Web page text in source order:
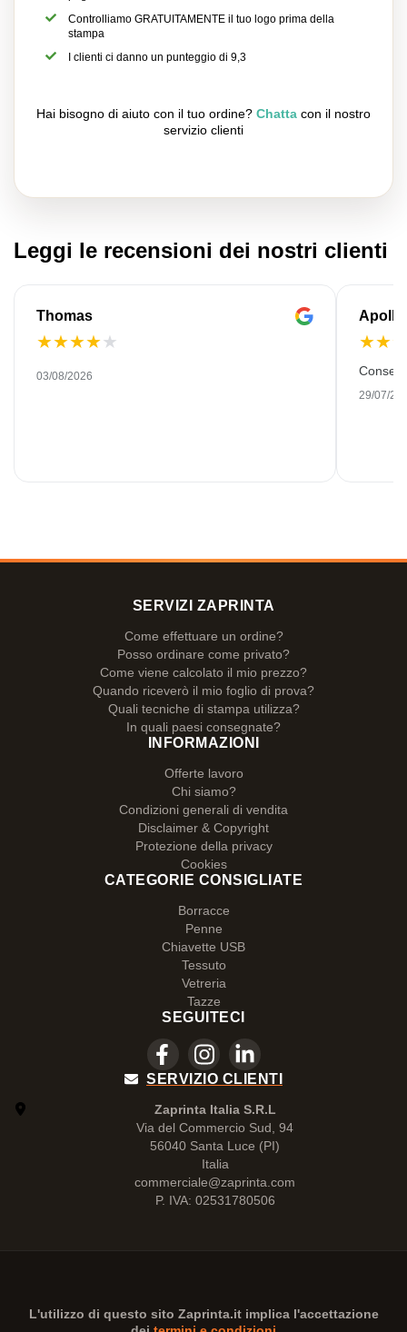
Controlliamo GRATUITAMENTE il tuo logo prima della
stampa
I clienti ci danno un punteggio di 9,3
Hai bisogno di aiuto con il tuo ordine? Chatta con il nostro
servizio clienti
Leggi le recensioni dei nostri clienti
Thomas
★★★★★
03/08/2026
★★
29/07/
SERVIZI ZAPRINTA
Come effettuare un ordine?
Posso ordinare come privato?
Come viene calcolato il mio prezzo?
Quando riceverò il mio foglio di prova?
Quali tecniche di stampa utilizza?
In quali paesi consegnate?
INFORMAZIONI
Offerte lavoro
Chi siamo?
Condizioni generali di vendita
Disclaimer & Copyright
Protezione della privacy
Cookies
CATEGORIE CONSIGLIATE
Borracce
Penne
Chiavette USB
Tessuto
Vetreria
Tazze
SEGUITECI
SERVIZIO CLIENTI
Zaprinta Italia S.R.L
Via del Commercio Sud, 94
56040 Santa Luce (PI)
Italia
commerciale@zaprinta.com
P. IVA: 02531780506
L'utilizzo di questo sito Zaprinta.itimplica l'accettazione